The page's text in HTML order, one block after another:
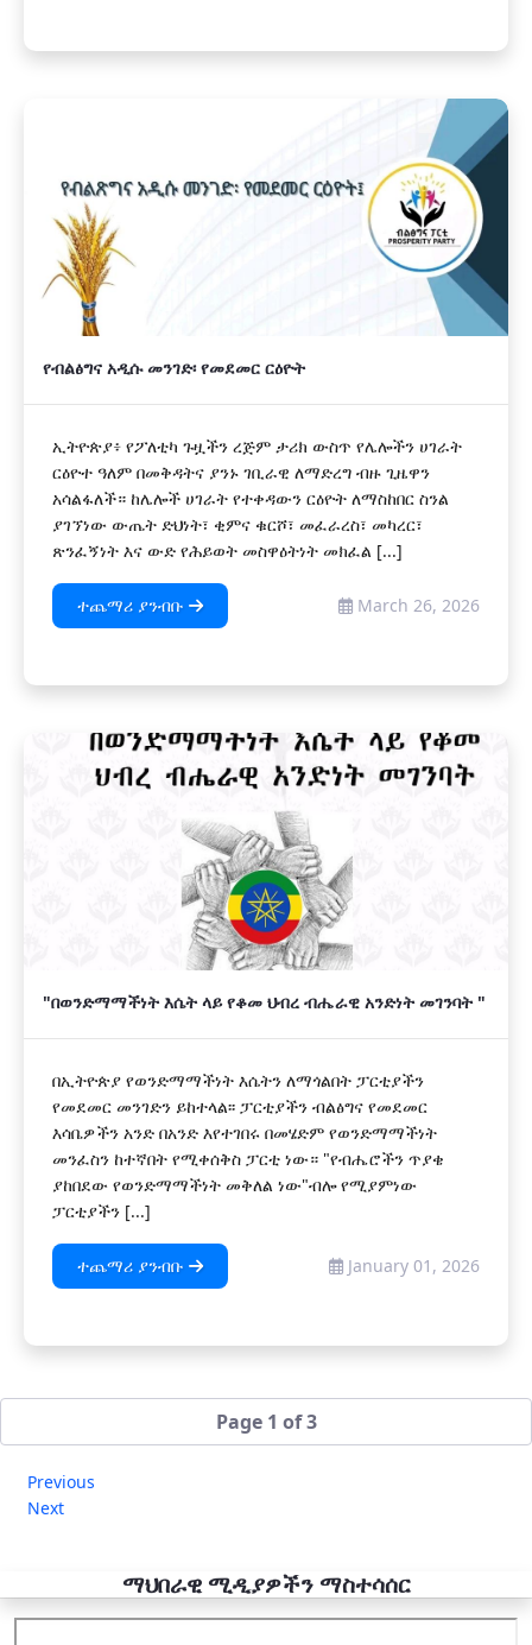
የብልፅግና አዲሱ መንገድ፡ የመደመር ርዕዮት
ኢትዮጵያ፥ የፖለቲካ ጉዟችን ረጅም ታሪክ ውስጥ የሌሎችን ሀገራት
ርዕዮተ ዓለም በመቅዳትና ያንኑ ገቢራዊ ለማድረግ ብዙ ጊዜዋን
አሳልፋለች። ከሌሎች ሀገራት የተቀዳውን ርዕዮት ለማስከበር ስንል
ያገኘነው ውጤት ድህነት፣ ቂምና ቁርሾ፣ መፈራረስ፣ መካረር፣
ጽንፈኝነት እና ውድ የሕይወት መስዋዕትነት መክፈል [...]
ተጨማሪ ያንብቡ March 26, 2026
"በወንድማማችነት እሴት ላይ የቆመ ህብረ ብሔራዊ አንድነት መገንባት "
በኢትዮጵያ የወንድማማችነት እሴትን ለማጎልበት ፓርቲያችን
የመደመር መንገድን ይከተላል፡፡ ፓርቲያችን ብልፅግና የመደመር
እሳቤዎችን አንድ በአንድ እየተገበሩ በመሄድም የወንድማማችነት
መንፈስን ከተኛበት የሚቀሰቅስ ፓርቲ ነው። "የብሔሮችን ጥያቄ
ያከበደው የወንድማማችነት መቅለል ነው"ብሎ የሚያምነው
ፓርቲያችን [...]
ተጨማሪ ያንብቡ January 01, 2026
Page 1 of 3
Previous
Next
ማህበራዊ ሚዲያዎችን ማስተሳሰር